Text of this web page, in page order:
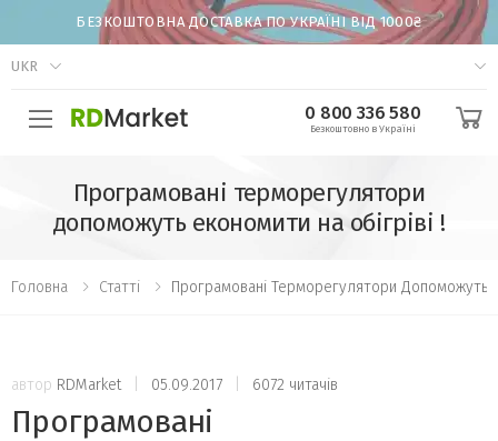
БЕЗКОШТОВНА ДОСТАВКА ПО УКРАЇНІ ВІД 1000₴
UKR
0 800 336 580
Безкоштовно в Україні
Програмовані терморегулятори
допоможуть економити на обігріві !
Головна Статті Програмовані Терморегулятори Допоможуть
автор RDMarket 05.09.2017 6072 читачів
Програмовані